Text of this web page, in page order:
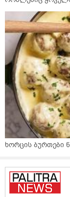
ხორცის ბურთები